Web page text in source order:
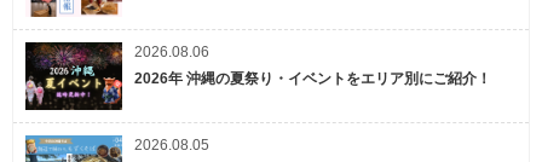
2026.08.06
2026年 沖縄の夏祭り・イベントをエリア別にご紹介！
2026.08.05